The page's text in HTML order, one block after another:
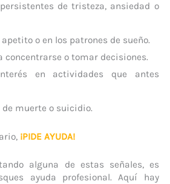
de tristeza, ansiedad o
o en los patrones de sueño.
concentrarse o tomar decisiones.
en actividades que antes
muerte o suicidio.
¡PIDE AYUDA!
alguna de estas señales, es
ayuda profesional. Aquí hay